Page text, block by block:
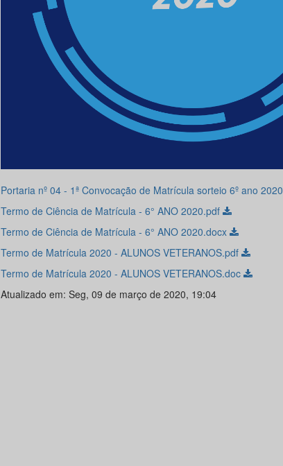
Portaria nº 04 - 1ª Convocação de Matrícula sorteio 6º ano 2020
Termo de Ciência de Matrícula - 6° ANO 2020.pdf
Termo de Ciência de Matrícula - 6° ANO 2020.docx
Termo de Matrícula 2020 - ALUNOS VETERANOS.pdf
Termo de Matrícula 2020 - ALUNOS VETERANOS.doc
Atualizado em: Seg, 09 de março de 2020, 19:04